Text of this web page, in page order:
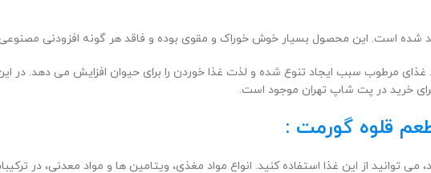
شده است. این محصول بسیار خوش خوراک و مقوی بوده و فاقد هر گونه افزودنی
غذای مرطوب سبب ایجاد تنوع شده و لذت غذا خوردن را برای حیوان افزایش می دهد.
خرید در پت شاپ تهران موجود است.
قلوه گورمت :
می توانید از این غذا استفاده کنید. انواع مواد مغذی، ویتامین ها و مواد معدنی، در